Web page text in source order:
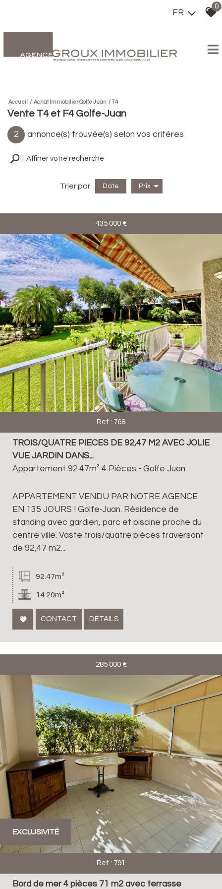
FR
0
Accueil Achat Immobilier Golfe Juan T4
Vente T4 et F4 Golfe-Juan
2 annonce(s) trouvée(s) selon vos critères
Affiner votre recherche
5KM 10KM 25KM
RECHERCHER
+ de critères
+
Trier par Date Prix
435 000 €
Ref : 768
TROIS/QUATRE PIECES DE 92,47 M2 AVEC JOLIE
VUE JARDIN DANS...
Appartement 92.47m² 4 Pièces - Golfe Juan
APPARTEMENT VENDU PAR NOTRE AGENCE
EN 135 JOURS ! Golfe-Juan. Résidence de
standing avec gardien, parc et piscine proche du
centre ville. Vaste trois/quatre pièces traversant
de 92,47 m2...
92.47m²
14.20m²
CONTACT DÉTAILS
EXCLUSIVITÉ
285 000 €
Ref : 791
Bord de mer 4 pièces 71 m2 avec terrasse